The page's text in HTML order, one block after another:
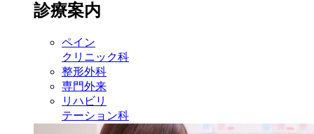
診療案内
ペイン
クリニック科
整形外科
専門外来
リハビリ
テーション科